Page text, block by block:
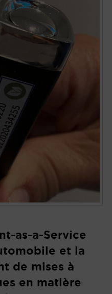
as-a-Service
et la
de mises à
en matière